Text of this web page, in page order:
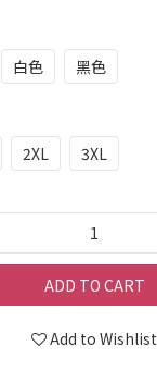
白色 黑色
2XL 3XL
ADD TO CART
Add to Wishlist